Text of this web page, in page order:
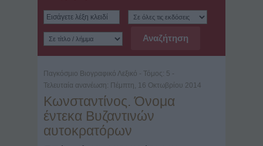
Παγκόσμιο Βιογραφικό Λεξικό - Τόμος: 5 -
Τελευταία ανανέωση: Πέμπτη, 16 Οκτωβρίου 2014
Κωνσταντίνος. Όνομα
έντεκα Βυζαντινών
αυτοκρατόρων